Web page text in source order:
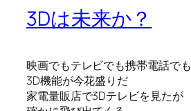
3Dは未来か？
映画でもテレビでも携帯電話でも
3D機能が今花盛りだ
家電量販店で3Dテレビを見たが